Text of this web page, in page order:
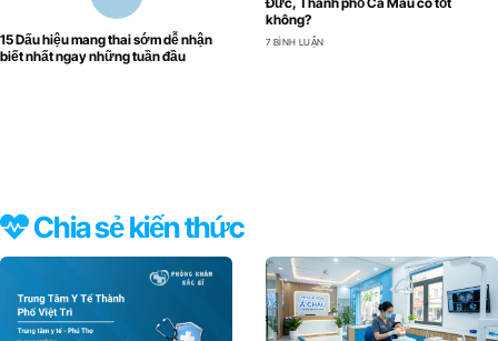
15 Dấu hiệu mang thai sớm dễ nhận
biết nhất ngay những tuần đầu
không?
7 BÌNH LUẬN
Chia sẻ kiến thức